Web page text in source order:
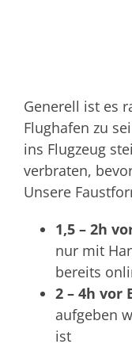
Generell ist es
Flughafen zu
ins Flugzeug
verbraten,
Unsere
1,5 – 2h
nur mit
bereits
2 – 4h vor
aufgeben
ist